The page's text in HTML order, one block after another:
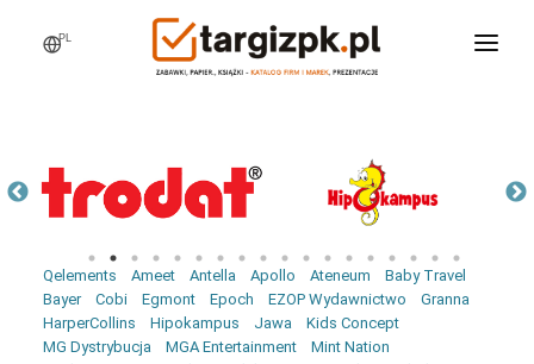
PL
PRODUKTY
AKTUALNOŚCI
LOGOWANIE
Qelements Ameet Antella Apollo Ateneum
Baby Travel
Bayer
Cobi Egmont Epoch EZOP Wydawnictwo
Granna
HarperCollins
Hipokampus Jawa
Kids Concept
MG Dystrybucja
MGA Entertainment
Mint Nation